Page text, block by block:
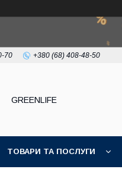
70 +380 (68) 408-48-50
GREENLIFE
ТОВАРИ ТА ПОСЛУГИ